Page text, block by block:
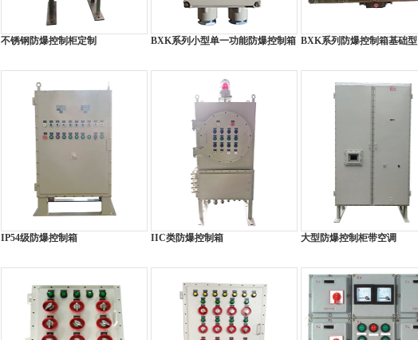
不锈钢防爆控制柜定制 BXK系列小型单一功能防爆控制箱 BXK系列防爆控制箱基础型
IP54级防爆控制箱 IIC类防爆控制箱 大型防爆控制柜带空调